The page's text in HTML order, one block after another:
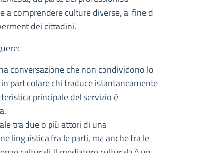
a comprendere culture diverse, al fine di
dei cittadini.
conversazione che non condividono lo
particolare chi traduce istantaneamente
principale del servizio è
tra due o più attori di una
linguistica fra le parti, ma anche fra le